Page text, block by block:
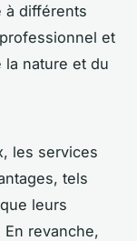
à différents
et
nature et du
les services
tels
leurs
revanche,